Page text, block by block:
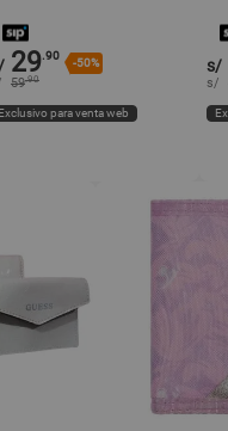
29.90
-50%
59.90
Exclusivo para venta web
s/
s/